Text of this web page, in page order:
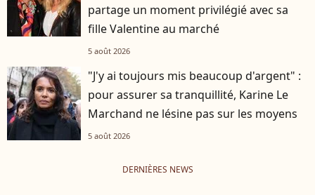
partage un moment privilégié avec sa
fille Valentine au marché
5 août 2026
"J'y ai toujours mis beaucoup d'argent" :
pour assurer sa tranquillité, Karine Le
Marchand ne lésine pas sur les moyens
5 août 2026
DERNIÈRES NEWS